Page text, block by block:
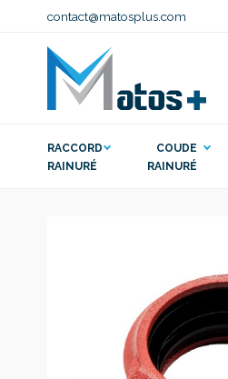
contact@matosplus.com
RACCORD
RAINURÉ
COUDE
RAINURÉ